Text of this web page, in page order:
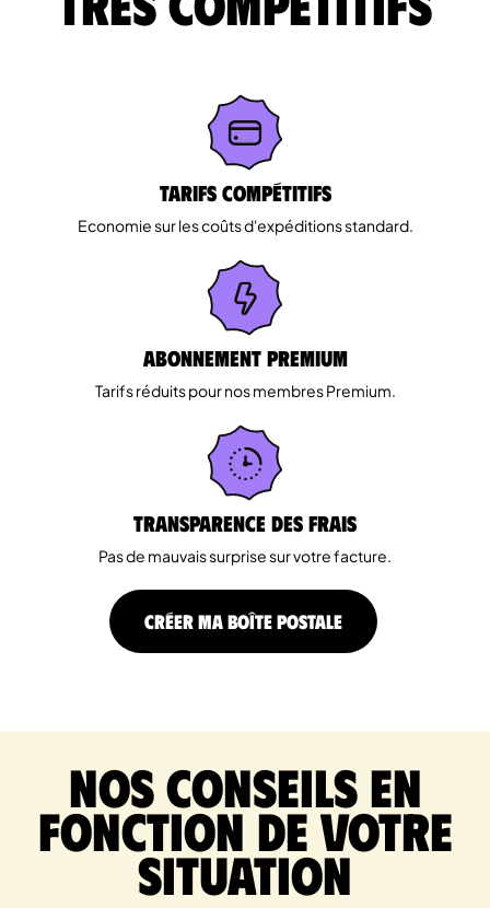
Tarifs Compétitifs
Economie sur les coûts d'expéditions standard.
Abonnement Premium
Tarifs réduits pour nos membres Premium.
Transparence des Frais
Pas de mauvais surprise sur votre facture.
CRÉER MA BOÎTE POSTALE
Nos conseils en
fonction de votre
situation